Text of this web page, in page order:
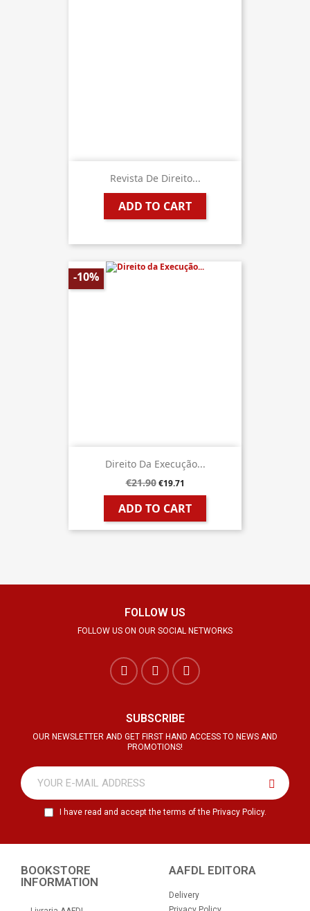
Revista De Direito...
ADD TO CART
Direito Da Execução...
€21.90 €19.71
ADD TO CART
-10%
FOLLOW US
FOLLOW US ON OUR SOCIAL NETWORKS
SUBSCRIBE
OUR NEWSLETTER AND GET FIRST HAND ACCESS TO NEWS AND
PROMOTIONS!
I have read and accept the terms of the Privacy Policy.
BOOKSTORE
INFORMATION
AAFDL EDITORA
Delivery